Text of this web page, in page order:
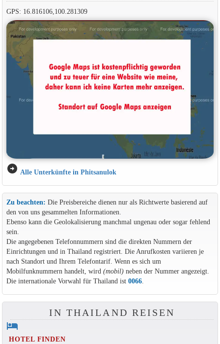
GPS: 16.816106,100.281309
arrow_circle_right Alle Unterkünfte in Phitsanulok
Zu beachten: Die Preisbereiche dienen nur als Richtwerte basierend auf
den von uns gesammelten Informationen.
Ebenso kann die Geolokalisierung manchmal ungenau oder sogar fehlend
sein.
Die angegebenen Telefonnummern sind die direkten Nummern der
Einrichtungen und in Thailand registriert. Die Anrufkosten variieren je
nach Standort und Ihrem Telefontarif. Wenn es sich um
Mobilfunknummern handelt, wird (mobil)neben der Nummer angezeigt.
Die internationale Vorwahl für Thailand ist 0066.
IN THAILAND REISEN
hotel
HOTEL FINDEN